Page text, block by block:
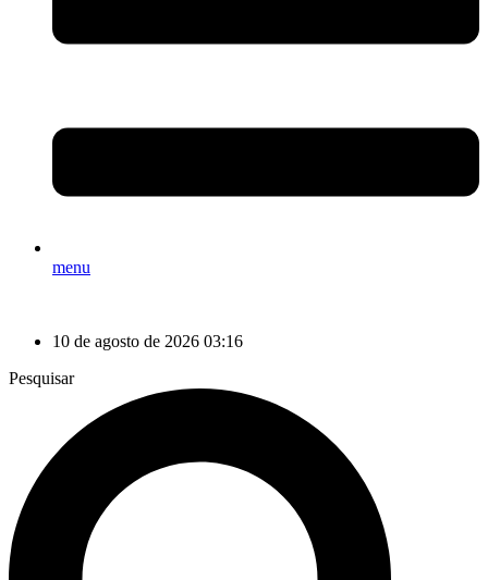
menu
10 de agosto de 2026 03:16
Pesquisar